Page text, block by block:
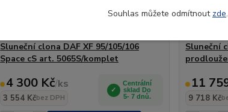
Sluneční clona DAF XF 95/105/106
Space cS art. 5065S/komplet
4 300 Kč/ks
3 554 Kčbez DPH
Centrální
sklad Do
5- 7 dnů.
Sluneční
11
9 718 Kč
Souhlas můžete odmítnout zde.